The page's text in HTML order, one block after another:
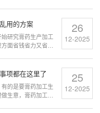
用的方案
研究膏药生产加工
面省钱省力又省
26
12-2025
项都在这里了
的是要膏药加工生
生意，膏药加工是
25
12-2025